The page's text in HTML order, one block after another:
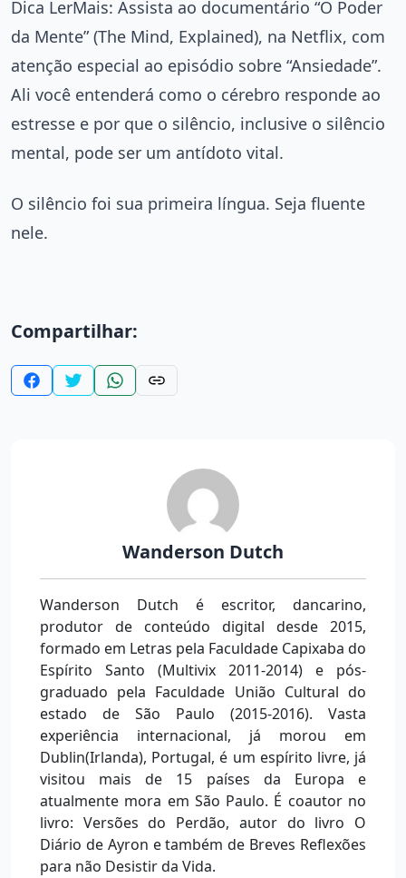
Dica LerMais: Assista ao documentário “O Poder
da Mente” (The Mind, Explained), na Netflix, com
atenção especial ao episódio sobre “Ansiedade”.
Ali você entenderá como o cérebro responde ao
estresse e por que o silêncio, inclusive o silêncio
mental, pode ser um antídoto vital.
O silêncio foi sua primeira língua. Seja fluente
nele.
Compartilhar:
Wanderson Dutch
Wanderson Dutch é escritor, dancarino,
produtor de conteúdo digital desde 2015,
formado em Letras pela Faculdade Capixaba do
Espírito Santo (Multivix 2011-2014) e pós-
graduado pela Faculdade União Cultural do
estado de São Paulo (2015-2016). Vasta
experiência internacional, já morou em
Dublin(Irlanda), Portugal, é um espírito livre, já
visitou mais de 15 países da Europa e
atualmente mora em São Paulo. É coautor no
livro: Versões do Perdão, autor do livro O
Diário de Ayron e também de Breves Reflexões
para não Desistir da Vida.